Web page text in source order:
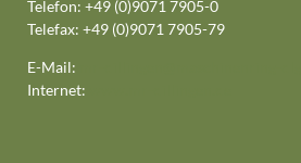
Telefon: +49 (0)9071 7905-0
Telefax: +49 (0)9071 7905-79
E-Mail:
Internet: